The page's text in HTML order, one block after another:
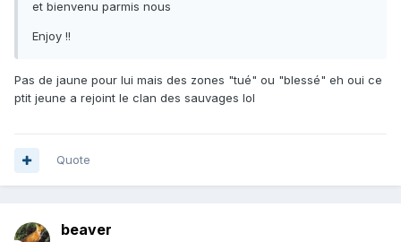
et bienvenu parmis nous
Enjoy !!
Pas de jaune pour lui mais des zones "tué" ou "blessé" eh oui ce
ptit jeune a rejoint le clan des sauvages lol
Quote
beaver